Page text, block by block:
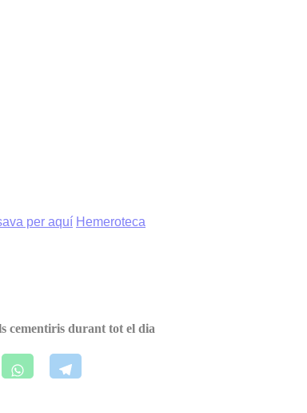
per aquí Hemeroteca
cementiris durant tot el dia